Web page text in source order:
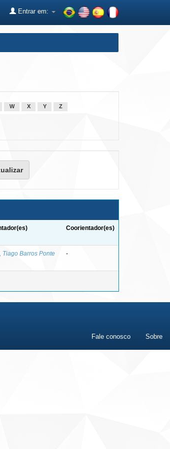
Entrar em:
W X Y Z
Coorientador(es)
Tiago Barros Ponte
-
Fale conosco Sobre